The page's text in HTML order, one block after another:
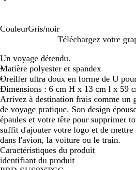
CouleurGris/noir
i
s
/
n
o
i
r
Téléchargez votre
Un voyage détendu.
Matière polyester et spandex
Oreiller ultra doux en forme de U
Dimensions : 6 cm H x 13 cm l x 59
Arrivez à destination frais comme un
de voyage pratique. Son design
épaules et votre tête pour supprimer
suffit d'ajouter votre logo et de mettre
dans l'avion, la voiture ou le train.
Caractéristiques du produit
identifiant du produit